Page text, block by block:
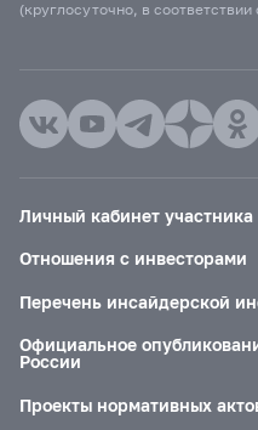
(круглосуточно, в
Личный кабинет
Отношения с инвесторами
Перечень инсайдерской
Официальное
России
Проекты нормативных